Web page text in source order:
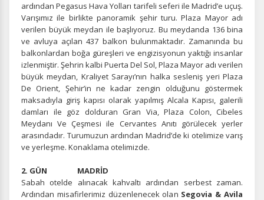
ardından Pegasus Hava Yolları tarifeli seferi ile Madrid’e uçuş.
Varışımız ile birlikte panoramik şehir turu. Plaza Mayor adı
verilen büyük meydan ile başlıyoruz. Bu meydanda 136 bina
ve avluya açılan 437 balkon bulunmaktadır. Zamanında bu
balkonlardan boğa güreşleri ve engizisyonun yaktığı insanlar
izlenmiştir. Şehrin kalbi Puerta Del Sol, Plaza Mayor adı verilen
büyük meydan, Kraliyet Sarayı’nın halka sesleniş yeri Plaza
De Orient, Şehir’in ne kadar zengin olduğunu göstermek
maksadıyla giriş kapısı olarak yapılmış Alcala Kapısı, galerili
damları ile göz dolduran Gran Via, Plaza Colon, Cibeles
Meydanı Ve Çeşmesi ile Cervantes Anıtı görülecek yerler
arasındadır. Turumuzun ardından Madrid’de ki otelimize varış
ve yerleşme. Konaklama otelimizde.
2. GÜN MADRİD
Sabah otelde alınacak kahvaltı ardından serbest zaman.
Ardından misafirlerimiz düzenlenecek olan Segovia & Avila